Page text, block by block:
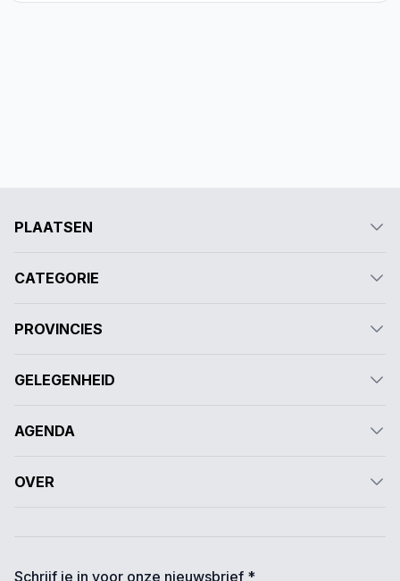
PLAATSEN
CATEGORIE
PROVINCIES
GELEGENHEID
AGENDA
OVER
Schrijf je in voor onze nieuwsbrief *